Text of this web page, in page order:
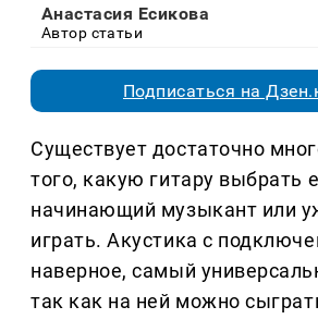
Анастасия Есикова
Автор статьи
Подписаться на
Существует достаточно
того, какую гитару выбрать
начинающий музыкант или
играть. Акустика с
наверное, самый
так как на ней можно